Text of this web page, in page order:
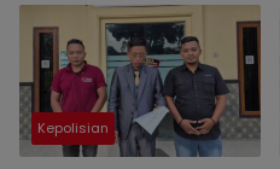
Penghargaan dari KPPN
Kepolisian